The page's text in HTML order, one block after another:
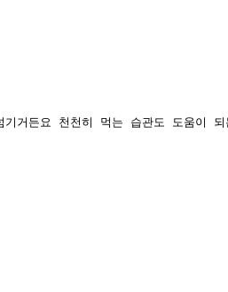
거든요 천천히 먹는 습관도 도움이